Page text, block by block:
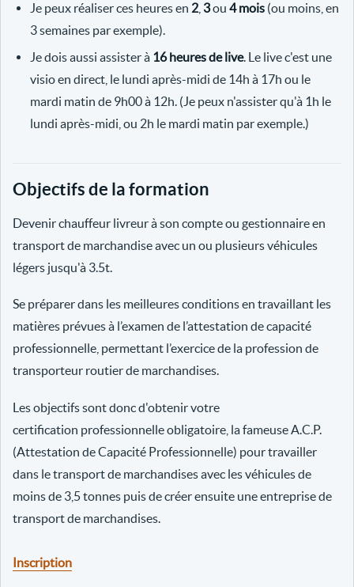
Je peux réaliser ces heures en 2 3ou4 mois (ou moins, en
3 semaines par exemple).
Je dois aussi assister à 16 heures de live. Le live c'est une
visio en direct, le lundi après-midi de 14h à 17h ou le
mardi matin de 9h00 à 12h. (Je peux n'assister qu'à 1h le
lundi après-midi, ou 2h le mardi matin par exemple.)
Objectifs de la formation
Devenir chauffeur livreur à son compte ou gestionnaire en
transport de marchandise avec un ou plusieurs véhicules
légers jusqu'à 3.5t.
Se préparer dans les meilleures conditions en travaillant les
matières prévues à l’examen de l’attestation de capacité
professionnelle, permettant l’exercice de la profession de
transporteur routier de marchandises.
Les objectifs sont donc d'obtenir votre
certification professionnelle obligatoire, la fameuse A.C.P.
(Attestation de Capacité Professionnelle) pour travailler
dans le transport de marchandises avec les véhicules de
moins de 3,5 tonnes puis de créer ensuite une entreprise de
transport de marchandises.
Inscription